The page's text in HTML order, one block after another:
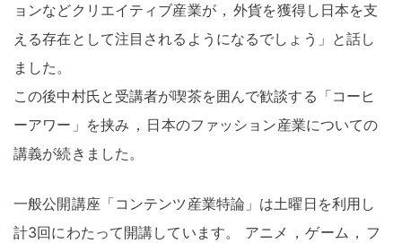
ョンなどクリエイティブ産業が ， 外貨を獲得し日本を支
える存在として注目されるようになるでしょう」と話し
ました。
この後中村氏と受講者が喫茶を囲んで歓談する「コーヒ
ーアワー」を挟み ， 日本のファッション産業についての
講義が続きました。
一般公開講座「コンテンツ産業特論」は土曜日を利用し
計3回にわたって開講しています。 アニメ ， ゲーム ， フ